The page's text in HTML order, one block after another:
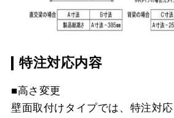
特注対応内容
■高さ変更
壁面取付けタイプでは、特注対